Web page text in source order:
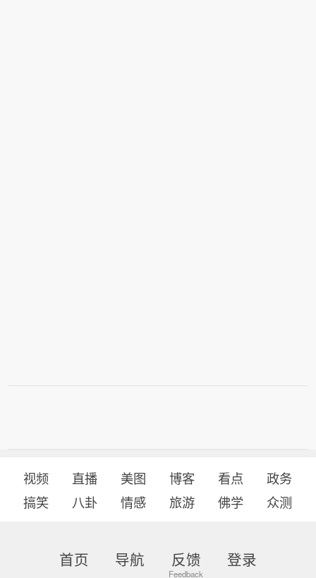
视频 直播 美图 博客 看点
政务
搞笑
八卦 情感 旅游 佛学 众测
首页 导航 反馈 登录